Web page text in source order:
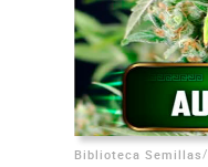
Biblioteca Semillas /